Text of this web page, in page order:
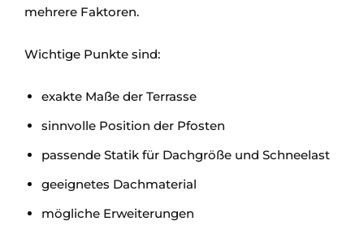
mehrere Faktoren.
Wichtige Punkte sind:
exakte Maße der Terrasse
sinnvolle Position der Pfosten
passende Statik für Dachgröße und Schneelast
geeignetes Dachmaterial
mögliche Erweiterungen